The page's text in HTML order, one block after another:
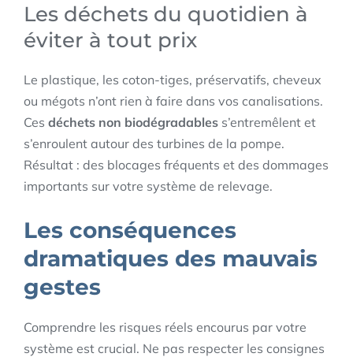
Les déchets du quotidien à
éviter à tout prix
Le plastique, les coton-tiges, préservatifs, cheveux
ou mégots n’ont rien à faire dans vos canalisations.
Ces déchets non biodégradables s’entremêlent et
s’enroulent autour des turbines de la pompe.
Résultat : des blocages fréquents et des dommages
importants sur votre système de relevage.
Les conséquences
dramatiques des mauvais
gestes
Comprendre les risques réels encourus par votre
système est crucial. Ne pas respecter les consignes